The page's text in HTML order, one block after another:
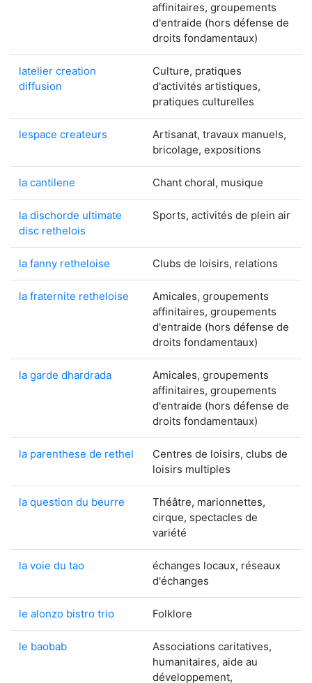
affinitaires, groupements
d'entraide (hors défense de
droits fondamentaux)
latelier creation
diffusion
Culture, pratiques
d'activités artistiques,
pratiques culturelles
lespace createurs
Artisanat, travaux manuels,
bricolage, expositions
la cantilene Chant choral, musique
la dischorde ultimate
disc rethelois
Sports, activités de plein air
la fanny retheloise Clubs de loisirs, relations
la fraternite retheloise
Amicales, groupements
affinitaires, groupements
d'entraide (hors défense de
droits fondamentaux)
la garde dhardrada
Amicales, groupements
affinitaires, groupements
d'entraide (hors défense de
droits fondamentaux)
la parenthese de rethel
Centres de loisirs, clubs de
loisirs multiples
la question du beurre
Théâtre, marionnettes,
cirque, spectacles de
variété
la voie du tao
échanges locaux, réseaux
d'échanges
le alonzo bistro trio Folklore
le baobab
Associations caritatives,
humanitaires, aide au
développement,